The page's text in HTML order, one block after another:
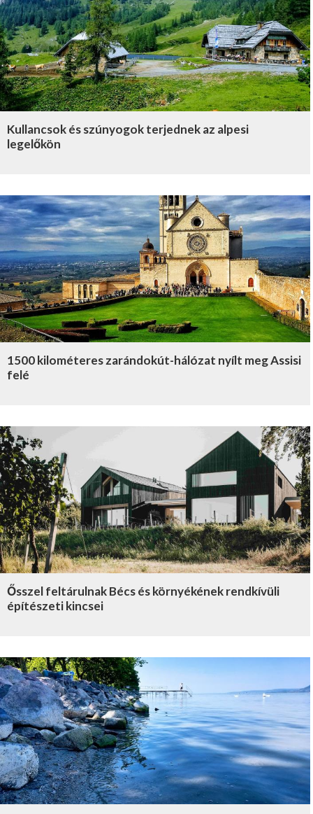
Kullancsok és szúnyogok terjednek az alpesi
legelőkön
1500 kilométeres zarándokút-hálózat nyílt meg Assisi
felé
Ősszel feltárulnak Bécs és környékének rendkívüli
építészeti kincsei